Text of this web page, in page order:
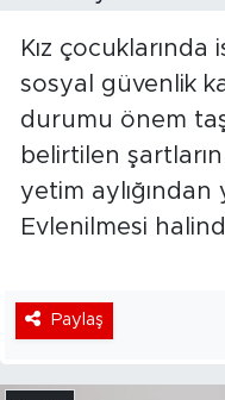
Kız
sosyal güvenlik
durumu önem
belirtilen
yetim aylığından
Evlenilmesi
Paylaş